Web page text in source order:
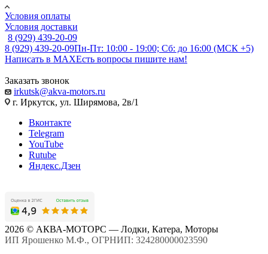
Условия оплаты
Условия доставки
8 (929) 439-20-09
8 (929) 439-20-09Пн-Пт: 10:00 - 19:00; Сб: до 16:00 (МСК +5)
Написать в MAXЕсть вопросы пишите нам!
Заказать звонок
irkutsk@akva-motors.ru
г. Иркутск, ул. Ширямова, 2в/1
Вконтакте
Telegram
YouTube
Rutube
Яндекс.Дзен
2026 © АКВА-МОТОРС — Лодки, Катера, Моторы
ИП Ярошенко М.Ф., ОГРНИП: 324280000023590